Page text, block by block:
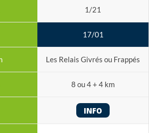
1/21
17/01
Les Relais Givrés ou Frappés
8 ou 4 + 4 km
INFO